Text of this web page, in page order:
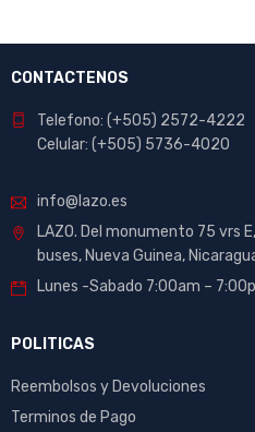
CONTACTENOS
Telefono: (+505) 2572-4222
Celular: (+505) 5736-4020
info@lazo.es
LAZO. Del monumento 75 vrs
buses, Nueva Guinea,
Lunes -Sabado 7:00am –
POLITICAS
Reembolsos y Devoluciones
Terminos de Pago